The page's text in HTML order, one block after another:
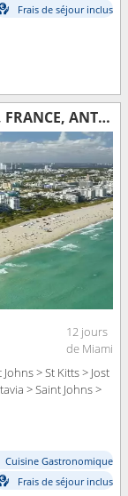
Frais de séjour inclus
ÉTATS-UNIS, PORTO RICO, TORTOLA, FRANCE, ANTIGUA-ET-BARBUDA, JOST VAN DYKE
12 jours
de Miami
> St Kitts > Jost
> Saint Johns >
Cuisine Gastronomique
Frais de séjour inclus